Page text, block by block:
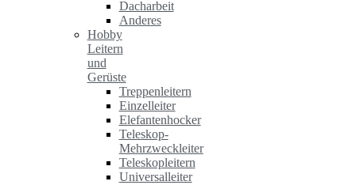
Dacharbeit
Anderes
Hobby
Leitern
und
Gerüste
Treppenleitern
Einzelleiter
Elefantenhocker
Teleskop-
Mehrzweckleiter
Teleskopleitern
Universalleiter